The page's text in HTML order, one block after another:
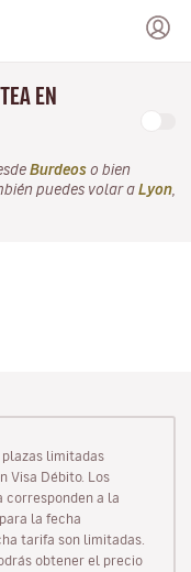
EN
Burdeos o bien
puedes volar a Lyon
limitadas
Visa Débito. Los
corresponden a la
la fecha
tarifa son limitadas.
obtener el precio